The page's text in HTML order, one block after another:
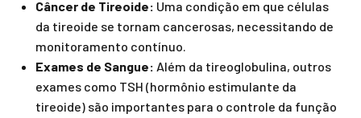
Câncer de Tireoide: Uma condição em que células
da tireoide se tornam cancerosas, necessitando de
monitoramento contínuo.
Exames de Sangue: Além da tireoglobulina, outros
exames como TSH (hormônio estimulante da
tireoide) são importantes para o controle da função